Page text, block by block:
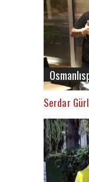
Serdar